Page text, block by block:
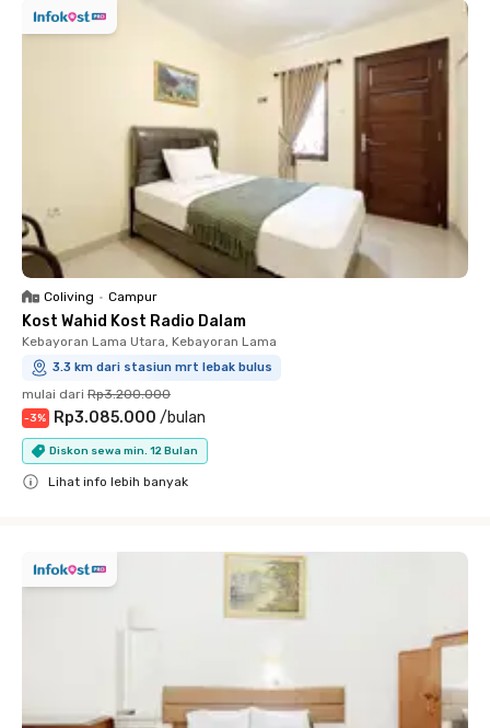
Coliving • Campur
Kost Wahid Kost Radio Dalam
Kebayoran Lama Utara, Kebayoran Lama
3.3 km dari stasiun mrt lebak bulus
mulai dari Rp3.200.000
-3% Rp3.085.000 /bulan
Diskon sewa min. 12 Bulan
Lihat info lebih banyak